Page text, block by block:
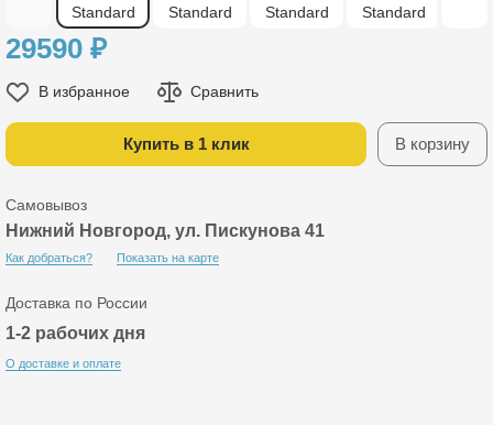
29590 ₽
Купить в 1 клик В корзину
В избранное Сравнить
Самовывоз
Нижний Новгород, ул. Пискунова 41
Как добраться? Показать на карте
Доставка по России
1-2 рабочих дня
О доставке и оплате